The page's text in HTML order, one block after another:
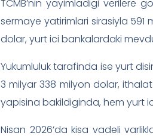
TCMB’nin yayimladigi verilere
sermaye yatirimlari sirasiyla 591
dolar, yurt ici bankalardaki
Yukumluluk tarafinda ise yurt
3 milyar 338 milyon dolar,
yapisina bakildiginda, hem yurt
Nisan 2026’da kisa vadeli